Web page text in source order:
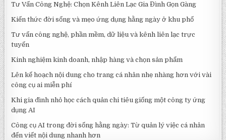
Tư Vấn Công Nghệ: Chọn Kênh Liên Lạc Gia Đình Gọn Gàng
Kiến thức đời sống và mẹo ứng dụng hằng ngày ở khu phố
Tư vấn công nghệ, phần mềm, dữ liệu và kênh liên lạc trực
tuyến
Kinh nghiệm kinh doanh, nhập hàng và chọn sản phẩm
Lên kế hoạch nội dung cho trang cá nhân nhẹ nhàng hơn với vài
công cụ ai miễn phí
Khi gia đình nhỏ học cách quản chi tiêu giống một công ty ứng
dụng AI
Công cụ AI trong đời sống hằng ngày: Từ quản lý việc cá nhân
đến viết nội dung nhanh hơn